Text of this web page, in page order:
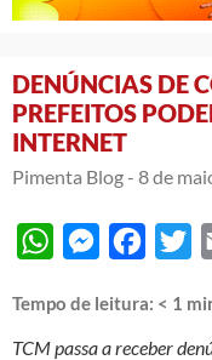
DENÚNCIAS DE
PREFEITOS
INTERNET
Pimenta Blog - 8 de
WhatsAppMessenger
Tempo de leitura: < 1
TCM passa a receber